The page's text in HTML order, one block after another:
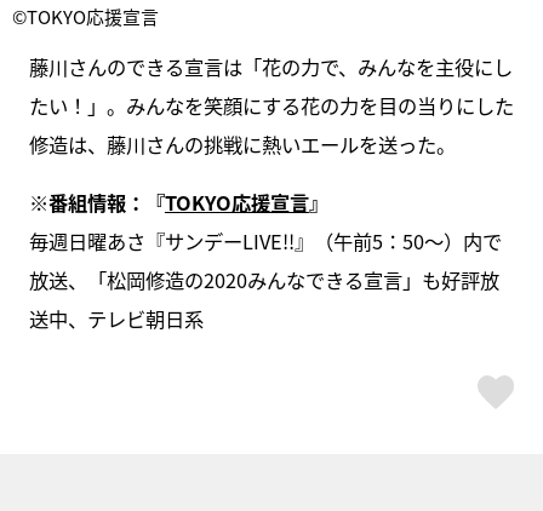
©TOKYO応援宣言
藤川さんのできる宣言は「花の力で、みんなを主役にし
たい！」。みんなを笑顔にする花の力を目の当りにした
修造は、藤川さんの挑戦に熱いエールを送った。
※番組情報：『TOKYO応援宣言』
毎週日曜あさ『サンデーLIVE!!』（午前5：50～）内で
放送、「松岡修造の2020みんなできる宣言」も好評放
送中、テレビ朝日系